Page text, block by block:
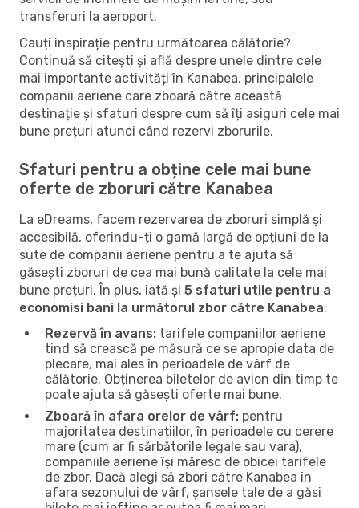
transferuri la aeroport.
Cauți inspirație pentru următoarea călătorie?
Continuă să citești și află despre unele dintre cele
mai importante activități în Kanabea, principalele
companii aeriene care zboară către această
destinație și sfaturi despre cum să îți asiguri cele mai
bune prețuri atunci când rezervi zborurile.
Sfaturi pentru a obține cele mai bune
oferte de zboruri către Kanabea
La eDreams, facem rezervarea de zboruri simplă și
accesibilă, oferindu-ți o gamă largă de opțiuni de la
sute de companii aeriene pentru a te ajuta să
găsești zboruri de cea mai bună calitate la cele mai
bune prețuri. În plus, iată și 5 sfaturi utile pentru a
economisi bani la următorul zbor către Kanabea:
Rezervă în avans: tarifele companiilor aeriene
tind să crească pe măsură ce se apropie data de
plecare, mai ales în perioadele de vârf de
călătorie. Obținerea biletelor de avion din timp te
poate ajuta să găsești oferte mai bune.
Zboară în afara orelor de vârf: pentru
majoritatea destinațiilor, în perioadele cu cerere
mare (cum ar fi sărbătorile legale sau vara),
companiile aeriene își măresc de obicei tarifele
de zbor. Dacă alegi să zbori către Kanabea în
afara sezonului de vârf, șansele tale de a găsi